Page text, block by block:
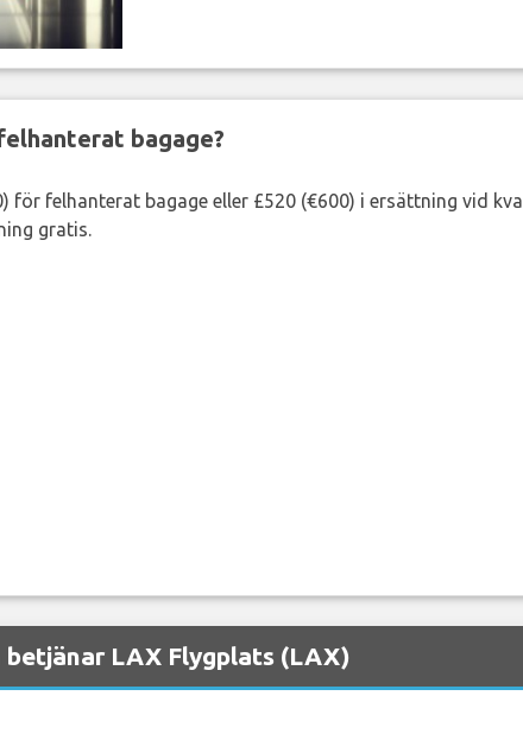
bagage?
för felhanterat bagage eller £520 (€600) i ersättning vid
gratis.
LAX Flygplats (LAX)